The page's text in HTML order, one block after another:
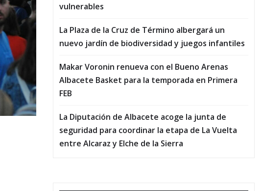
vulnerables
La Plaza de la Cruz de Término albergará un
nuevo jardín de biodiversidad y juegos infantiles
Makar Voronin renueva con el Bueno Arenas
Albacete Basket para la temporada en Primera
FEB
La Diputación de Albacete acoge la junta de
seguridad para coordinar la etapa de La Vuelta
entre Alcaraz y Elche de la Sierra